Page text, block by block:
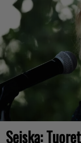
Seiska: